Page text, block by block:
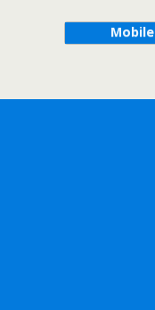
Mobile